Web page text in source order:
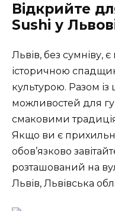
Відкрийте
Sushi у
Львів, без сумніву,
історичною
культурою. Разом із
можливостей для
смаковими
Якщо ви є
обов’язково
розташований на
Львів, Львівська